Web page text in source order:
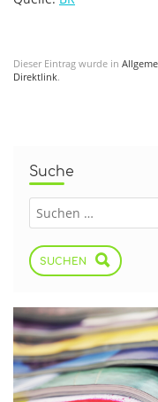
Dieser Eintrag wurde in
Direktlink.
Suche
SUCHEN